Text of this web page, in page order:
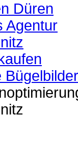
Düren
Agentur
Bügelbilder